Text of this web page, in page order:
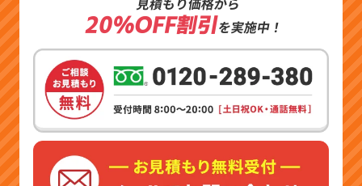
20%OFF割引を実施中！